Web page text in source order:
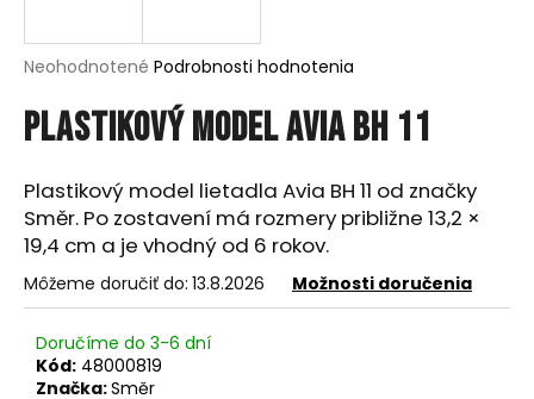
Priemerné
produktu
je
z
5
hviezdičiek.
Neohodnotené Podrobnosti hodnotenia
Plastikový model Avia BH 11
Plastikový model lietadla Avia BH 11 od značky
Směr. Po zostavení má rozmery približne 13,2 ×
19,4 cm a je vhodný od 6 rokov.
Môžeme doručiť do: 13.8.2026 Možnosti doručenia
Doručíme do 3-6 dní
Kód: 48000819
Značka:Směr
j
ť
HĽADAŤ